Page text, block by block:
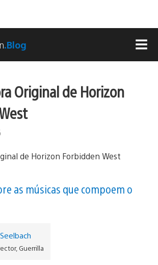
.Blog
Original de Horizon
as músicas que compoem o
Guerrilla